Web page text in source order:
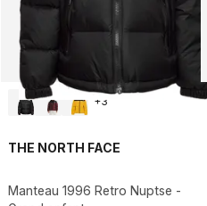
+3
THE NORTH FACE
Manteau 1996 Retro Nuptse -